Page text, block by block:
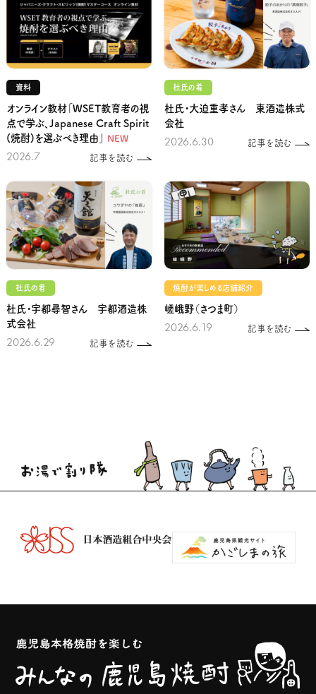
資料
オンライン教材「WSET教育者の視
点で学ぶ、Japanese Craft Spirit
(焼酎)を選ぶべき理由」
NEW
2026.7 記事を読む
杜氏の肴
杜氏・大迫重孝さん 東酒造株式
会社
2026.6.30 記事を読む
杜氏の肴
杜氏・宇都尋智さん 宇都酒造株
式会社
2026.6.29 記事を読む
焼酎が楽しめる店舗紹介
嵯峨野（さつま町）
2026.6.19 記事を読む